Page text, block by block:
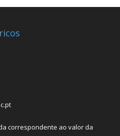
correspondente ao valor da